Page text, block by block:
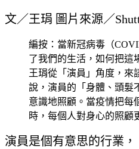
文／王琄 圖片來源／
編按：當新冠病毒（
了我們的生活，如何把這
王琄從「演員」角度，來
說，演員的「身體、頭髮
意識地照顧。當疫情把每
時，每個人對身心的照顧
演員是個有意思的行業